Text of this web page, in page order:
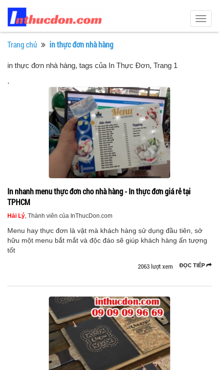
Trang chủ in thực đơn nhà hàng
in thực đơn nhà hàng, tags của In Thực Đơn, Trang 1
.
In nhanh menu thực đơn cho nhà hàng - In thực đơn giá rẻ tại
TPHCM
Hải Lý, Thành viên của InThucDon.com
Menu hay thực đơn là vật mà khách hàng sử dụng đầu tiên, sở
hữu một menu bắt mắt và độc đáo sẽ giúp khách hàng ấn tượng
tốt
ĐỌC TIẾP
2063 lượt xem